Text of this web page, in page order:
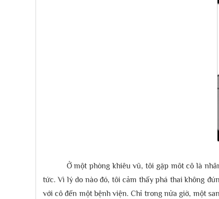
Ở một phòng khiêu vũ, tôi gặp môt cô là
tức. Vì lý do nào đó, tôi cảm thấy phá thai không
với cô đến một bệnh viện. Chỉ trong nửa giờ, một